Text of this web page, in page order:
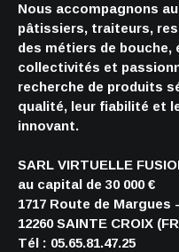
Nous accompagnons
pâtissiers, traiteurs,
des métiers de bouche,
collectivités et
recherche de produits
qualité, leur fiabilité et
innovant.
SARL VIRTUELLE
au capital de 30 000 €
1717 Route de Margues
12260 SAINTE CROIX
Tél : 05.65.81.47.25